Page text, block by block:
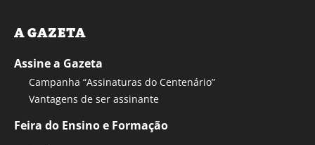
A GAZETA
Assine a Gazeta
Campanha “Assinaturas do Centenário”
Vantagens de ser assinante
Feira do Ensino e Formação